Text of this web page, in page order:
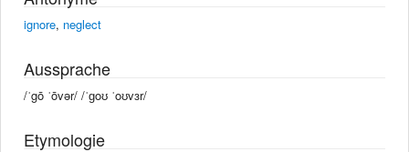
ignore, neglect
Aussprache
/ˈgō ˈōvər/ /ˈɡoʊ ˈoʊvɜr/
Etymologie